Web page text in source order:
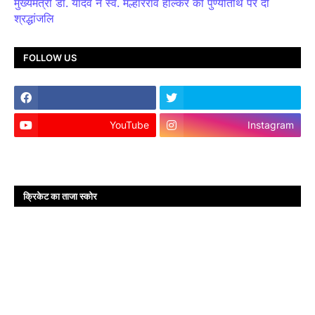
श्रद्धांजलि
FOLLOW US
YouTube Instagram
क्रिकेट का ताजा स्कोर